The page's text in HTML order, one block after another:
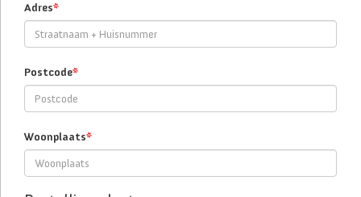
Adres*
Postcode*
Woonplaats*